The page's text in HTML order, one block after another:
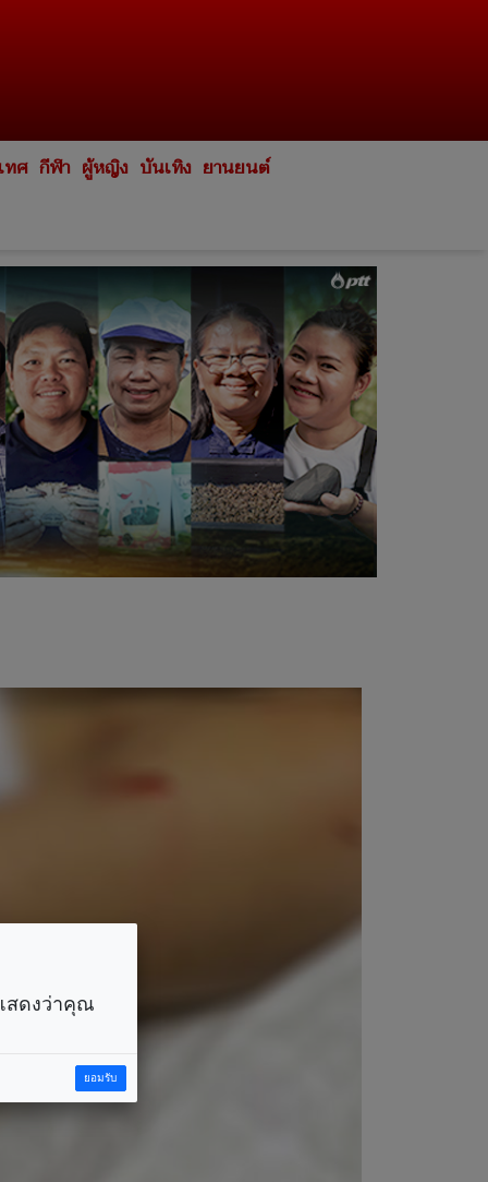
ทศ กีฬา ผู้หญิง บันเทิง ยานยนต์
สดงว่าคุณ
ยอมรับ